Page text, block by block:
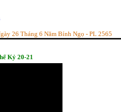
26 Tháng 6 Năm Bính Ngọ - PL 2565
Kỷ 20-21